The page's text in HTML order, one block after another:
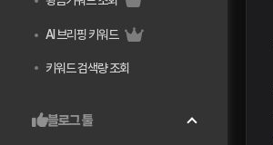
AI 브리핑 키워드
키워드 검색량 조회
블로그 툴